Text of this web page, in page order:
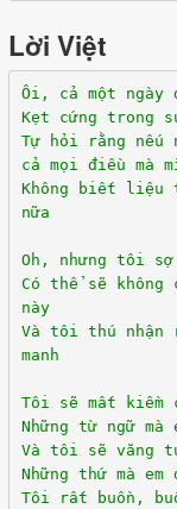
Lời Việt
Ôi, cả một ngày
Kẹt cứng trong
Tự hỏi rằng nếu
cả mọi điều mà
Không biết liệu
nữa
Oh, nhưng tôi
Có thể sẽ không
này
Và tôi thú nhận
manh
Tôi sẽ mất kiềm
Những từ ngữ mà
Và tôi sẽ văng
Những thứ mà em
Tôi rất buồn,